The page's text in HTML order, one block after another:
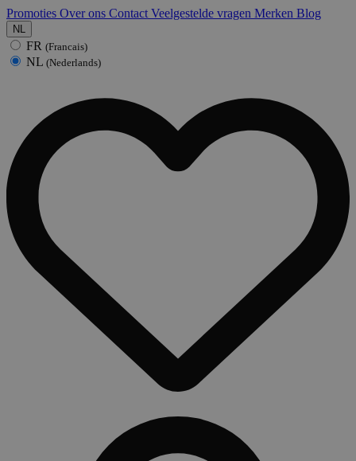
Promoties Over ons Contact Veelgestelde vragen Merken Blog
NL
FR (Francais)
NL (Nederlands)